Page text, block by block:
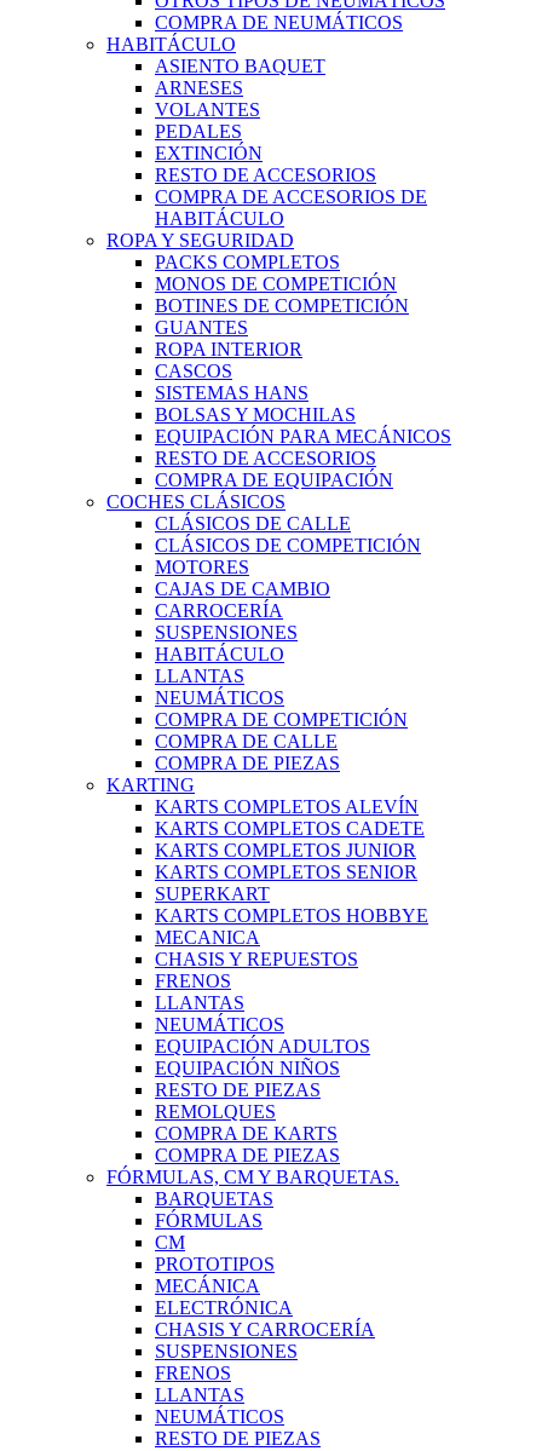
COMPRA DE NEUMÁTICOS
HABITÁCULO
ASIENTO BAQUET
ARNESES
VOLANTES
PEDALES
EXTINCIÓN
RESTO DE ACCESORIOS
COMPRA DE ACCESORIOS DE
HABITÁCULO
ROPA Y SEGURIDAD
PACKS COMPLETOS
MONOS DE COMPETICIÓN
BOTINES DE COMPETICIÓN
GUANTES
ROPA INTERIOR
CASCOS
SISTEMAS HANS
BOLSAS Y MOCHILAS
EQUIPACIÓN PARA MECÁNICOS
RESTO DE ACCESORIOS
COMPRA DE EQUIPACIÓN
COCHES CLÁSICOS
CLÁSICOS DE CALLE
CLÁSICOS DE COMPETICIÓN
MOTORES
CAJAS DE CAMBIO
CARROCERÍA
SUSPENSIONES
HABITÁCULO
LLANTAS
NEUMÁTICOS
COMPRA DE COMPETICIÓN
COMPRA DE CALLE
COMPRA DE PIEZAS
KARTING
KARTS COMPLETOS ALEVÍN
KARTS COMPLETOS CADETE
KARTS COMPLETOS JUNIOR
KARTS COMPLETOS SENIOR
SUPERKART
KARTS COMPLETOS HOBBYE
MECANICA
CHASIS Y REPUESTOS
FRENOS
LLANTAS
NEUMÁTICOS
EQUIPACIÓN ADULTOS
EQUIPACIÓN NIÑOS
RESTO DE PIEZAS
REMOLQUES
COMPRA DE KARTS
COMPRA DE PIEZAS
FÓRMULAS, CM Y BARQUETAS.
BARQUETAS
FÓRMULAS
CM
PROTOTIPOS
MECÁNICA
ELECTRÓNICA
CHASIS Y CARROCERÍA
SUSPENSIONES
FRENOS
LLANTAS
NEUMÁTICOS
RESTO DE PIEZAS